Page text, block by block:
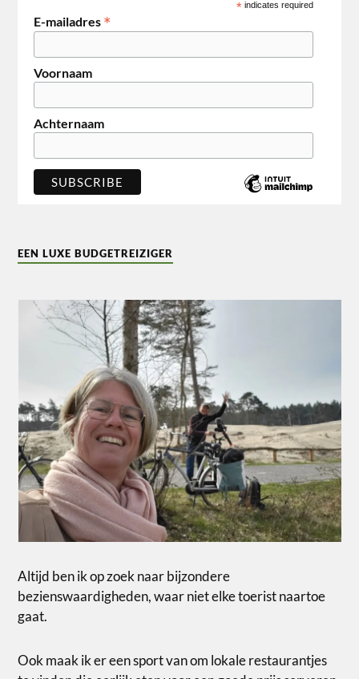
* indicates required
E-mailadres *
Voornaam
Achternaam
EEN LUXE BUDGETREIZIGER
Altijd ben ik op zoek naar bijzondere
bezienswaardigheden, waar niet elke toerist naartoe
gaat.
Ook maak ik er een sport van om lokale restaurantjes